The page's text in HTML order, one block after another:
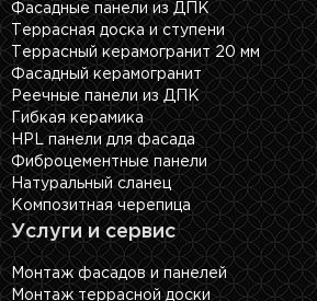
Фасадные панели из ДПК
Террасная доска и ступени
Террасный керамогранит 20 мм
Фасадный керамогранит
Реечные панели из ДПК
Гибкая керамика
HPL панели для фасада
Фиброцементные панели
Натуральный сланец
Композитная черепица
Услуги и сервис
Монтаж фасадов и панелей
Монтаж террасной доски